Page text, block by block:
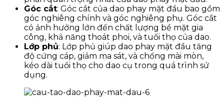
Góc cắt: Góc cắt của dao phay mặt đầu bao gồm
góc nghiêng chính và góc nghiêng phụ. Góc cắt
có ảnh hưởng lớn đến chất lượng bề mặt gia
công, khả năng thoát phoi, và tuổi thọ của dao.
Lớp phủ: Lớp phủ giúp dao phay mặt đầu tăng
độ cứng cáp, giảm ma sát, và chống mài mòn,
kéo dài tuổi thọ cho dao cụ trong quá trình sử
dụng.